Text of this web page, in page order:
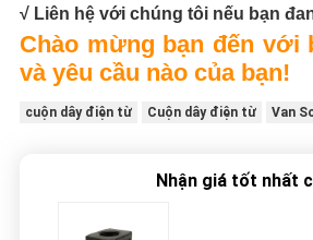
√ Liên hệ với chúng tôi nếu bạn
Chào mừng bạn đến với
và yêu cầu nào của bạn!
cuộn dây điện từ Cuộn dây điện từ Van
Nhận giá tốt nhất